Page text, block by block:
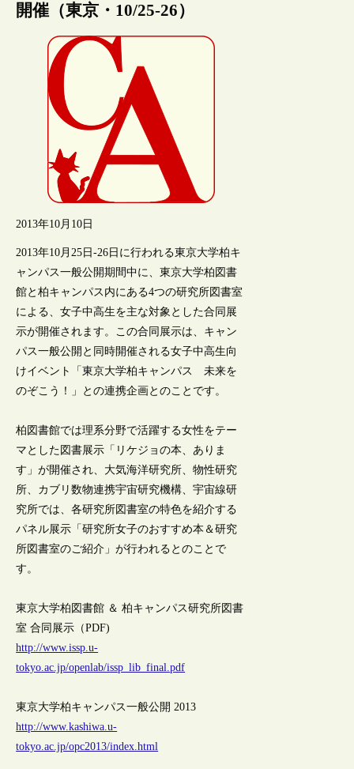
開催（東京・10/25-26）
2013年10月10日
2013年10月25日-26日に行われる東京大学柏キ
ャンパス一般公開期間中に、東京大学柏図書
館と柏キャンパス内にある4つの研究所図書室
による、女子中高生を主な対象とした合同展
示が開催されます。この合同展示は、キャン
パス一般公開と同時開催される女子中高生向
けイベント「東京大学柏キャンパス 未来を
のぞこう！」との連携企画とのことです。
柏図書館では理系分野で活躍する女性をテー
マとした図書展示「リケジョの本、ありま
す」が開催され、大気海洋研究所、物性研究
所、カブリ数物連携宇宙研究機構、宇宙線研
究所では、各研究所図書室の特色を紹介する
パネル展示「研究所女子のおすすめ本＆研究
所図書室のご紹介」が行われるとのことで
す。
東京大学柏図書館 ＆ 柏キャンパス研究所図書
室 合同展示（PDF)
http://www.issp.u-
tokyo.ac.jp/openlab/issp_lib_final.pdf
東京大学柏キャンパス一般公開 2013
http://www.kashiwa.u-
tokyo.ac.jp/opc2013/index.html